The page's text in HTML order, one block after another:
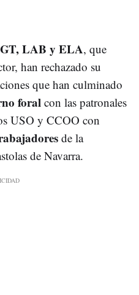
LAB y ELA, que
han rechazado su
que han culminado
foral con las patronales
USO y CCOO con
de la
de Navarra.